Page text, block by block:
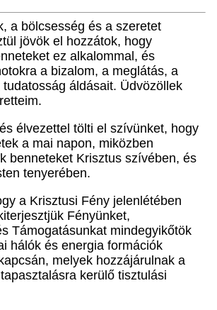
a bölcsesség és a szeretet
jövök el hozzátok, hogy
ez alkalommal, és
a bizalom, a meglátás, a
tudatosság áldásait. Üdvözöllek
élvezettel tölti el szívünket, hogy
a mai napon, miközben
benneteket Krisztus szívében, és
tenyerében.
a Krisztusi Fény jelenlétében
Fényünket,
Támogatásunkat mindegyikőtök
hálók és energia formációk
melyek hozzájárulnak a
kerülő tisztulási